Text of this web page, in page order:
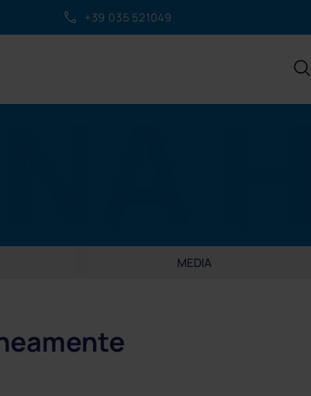
+39 035 521049
CLIENTI
appuntamento
con noi
MEDIA